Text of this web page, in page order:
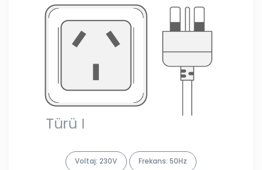
Voltaj: 230V Frekans: 50Hz